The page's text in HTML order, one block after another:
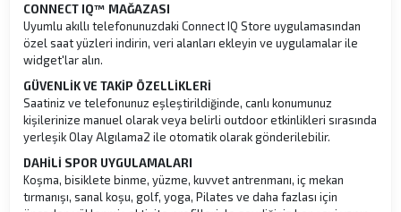
CONNECT IQ™ MAĞAZASI
Uyumlu akıllı telefonunuzdaki Connect IQ Store uygulamasından
özel saat yüzleri indirin, veri alanları ekleyin ve uygulamalar ile
widget'lar alın.
GÜVENLİK VE TAKİP ÖZELLİKLERİ
Saatiniz ve telefonunuz eşleştirildiğinde, canlı konumunuz
kişilerinize manuel olarak veya belirli outdoor etkinlikleri sırasında
yerleşik Olay Algılama2 ile otomatik olarak gönderilebilir.
DAHİLİ SPOR UYGULAMALARI
Koşma, bisiklete binme, yüzme, kuvvet antrenmanı, iç mekan
tırmanışı, sanal koşu, golf, yoga, Pilates ve daha fazlası için